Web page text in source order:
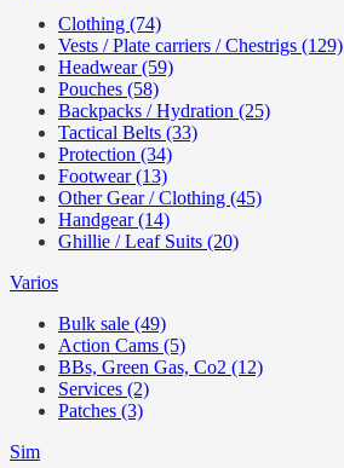
Clothing (74)
Vests / Plate carriers / Chestrigs (129)
Headwear (59)
Pouches (58)
Backpacks / Hydration (25)
Tactical Belts (33)
Protection (34)
Footwear (13)
Other Gear / Clothing (45)
Handgear (14)
Ghillie / Leaf Suits (20)
Varios
Bulk sale (49)
Action Cams (5)
BBs, Green Gas, Co2 (12)
Services (2)
Patches (3)
Sim